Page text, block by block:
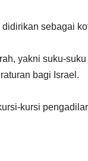
sebagai
yakni suku-
bagi Israel.
kursi